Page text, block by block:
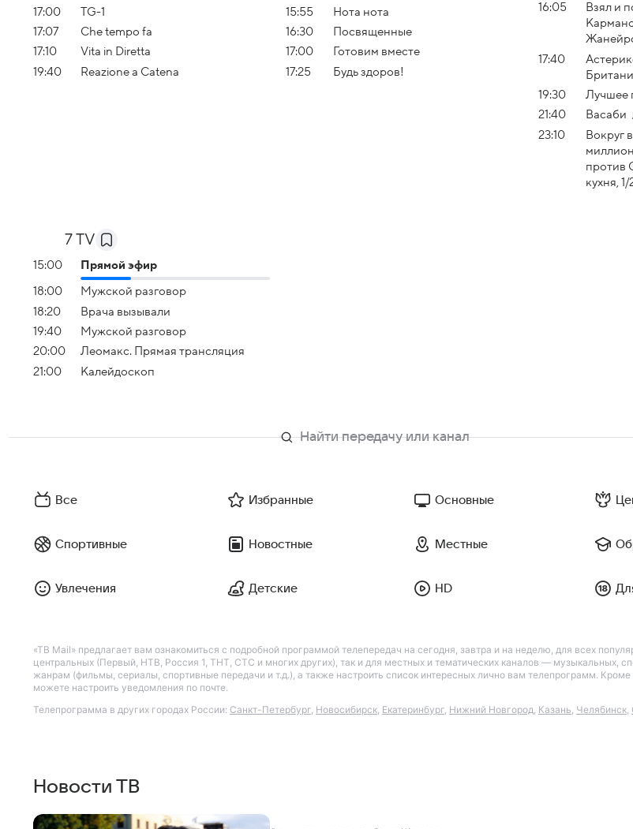
17:00
TG-1
17:07
Che tempo fa
17:10
Vita in Diretta
19:40
Reazione a Catena
15:55
Нота нота
16:30
Посвященные
17:00
Готовим вместе
17:25
Будь здоров!
16:05
Взял и
17:40
19:30
Лучшее
21:40
Васаби
23:10
Вокруг
против
кухня,
7 TV
15:00 Прямой эфир
18:00
Мужской разговор
18:20
Врача вызывали
19:40
Мужской разговор
20:00
Леомакс. Прямая трансляция
21:00
Калейдоскоп
Все Избранные Основные
Спортивные Новостные Местные
Увлечения Детские HD
«ТВ Mail» предлагает вам ознакомиться с подробной программой телепередач на сегодня, завтра и на неделю, для всех
центральных (Первый, НТВ, Россия 1, ТНТ, СТС и многих других), так и для местных и тематических каналов — музыкальных,
жанрам (фильмы, сериалы, спортивные передачи и т.д.), а также настроить список интересных лично вам телепрограмм.
можете настроить уведомления по почте.
Телепрограмма в других городах России: Санкт-Петербург Новосибирск Екатеринбург Нижний Новгород Казань Челябинск
Новости ТВ